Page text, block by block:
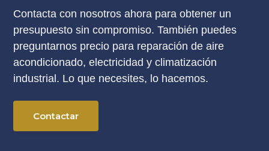
Contacta con nosotros ahora para obtener un
presupuesto sin compromiso. También puedes
preguntarnos precio para reparación de aire
acondicionado, electricidad y climatización
industrial. Lo que necesites, lo hacemos.
Contactar